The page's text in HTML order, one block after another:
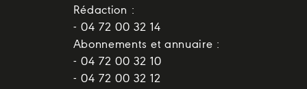
Rédaction :
- 04 72 00 32 14
Abonnements et annuaire :
- 04 72 00 32 10
- 04 72 00 32 12